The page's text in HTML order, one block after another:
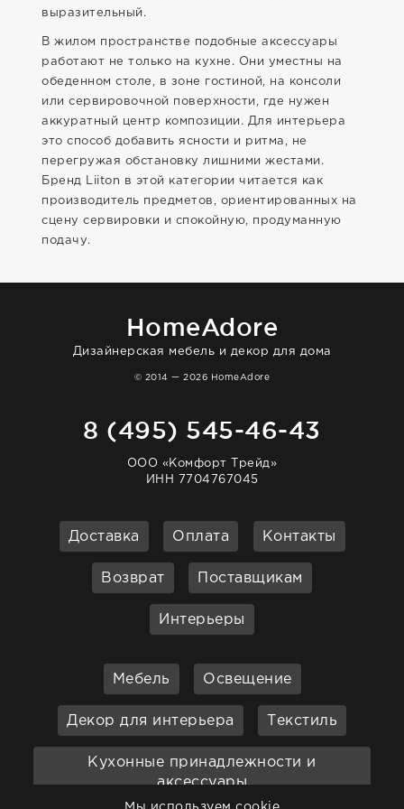
выразительный.
В жилом пространстве подобные аксессуары
работают не только на кухне. Они уместны на
обеденном столе, в зоне гостиной, на консоли
или сервировочной поверхности, где нужен
аккуратный центр композиции. Для интерьера
это способ добавить ясности и ритма, не
перегружая обстановку лишними жестами.
Бренд Liiton в этой категории читается как
производитель предметов, ориентированных на
сцену сервировки и спокойную, продуманную
подачу.
HomeAdore
Дизайнерская мебель и декор для дома
© 2014 — 2026 HomeAdore
8 (495) 545-46-43
ООО «Комфорт Трейд»
ИНН 7704767045
Доставка Оплата Контакты
Возврат Поставщикам
Интерьеры
Мебель Освещение
Декор для интерьера Текстиль
Кухонные принадлежности и
аксессуары